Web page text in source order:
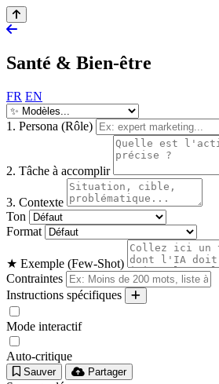
Santé & Bien-être
FR EN
1. Persona (Rôle)
2. Tâche à accomplir
3. Contexte
Ton
Format
★ Exemple (Few-Shot)
Contraintes
Instructions spécifiques
Mode interactif
Auto-critique
Sauver Partager